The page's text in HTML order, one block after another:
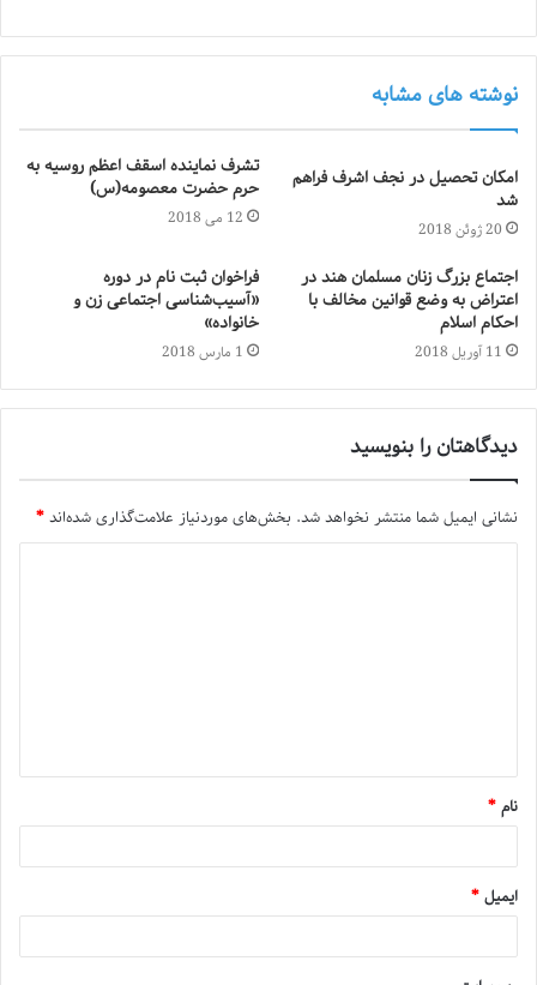
نوشته های مشابه
امکان تحصیل در نجف اشرف فراهم
شد
20 ژوئن 2018
تشرف نماینده اسقف اعظم روسیه به
حرم حضرت معصومه(س)
12 می 2018
اجتماع بزرگ زنان مسلمان هند در
اعتراض به وضع قوانین مخالف با
احکام اسلام
11 آوریل 2018
فراخوان ثبت نام در دوره
«آسیب‌شناسی اجتماعی زن و
خانواده»
1 مارس 2018
دیدگاهتان را بنویسید
نشانی ایمیل شما منتشر نخواهد شد. بخش‌های موردنیاز علامت‌گذاری شده‌اند*
نام*
ایمیل*